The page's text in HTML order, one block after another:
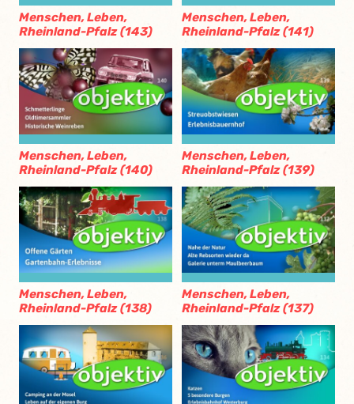
Menschen, Leben,
Rheinland-Pfalz (143)
Menschen, Leben,
Rheinland-Pfalz (141)
Menschen, Leben,
Rheinland-Pfalz (140)
Menschen, Leben,
Rheinland-Pfalz (139)
Menschen, Leben,
Rheinland-Pfalz (138)
Menschen, Leben,
Rheinland-Pfalz (137)